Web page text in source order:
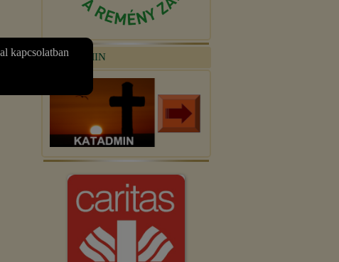
KATADMIN
kapcsolatban